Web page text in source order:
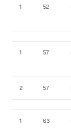
1 52
1 57
2 57
1 63